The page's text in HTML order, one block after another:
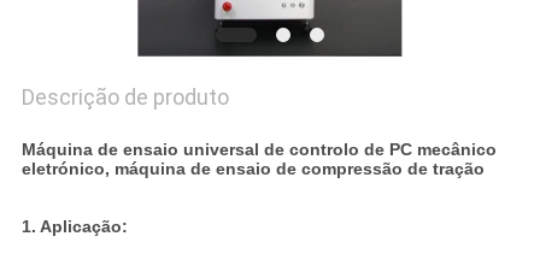
Descrição de produto
Máquina de ensaio universal de controlo de PC mecânico
eletrónico, máquina de ensaio de compressão de tração
1. Aplicação: